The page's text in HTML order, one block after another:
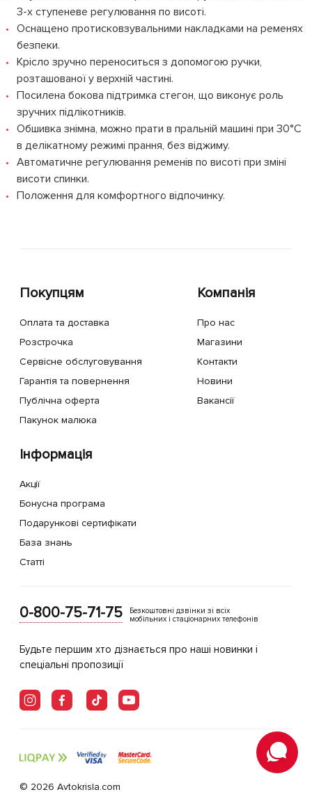
3-х ступеневе регулювання по висоті.
Оснащено протисковзувальними накладками на ременях
безпеки.
Крісло зручно переноситься з допомогою ручки,
розташованої у верхній частині.
Посилена бокова підтримка стегон, що виконує роль
зручних підлікотників.
Обшивка знімна, можно прати в пральній машині при 30°С
в делікатному режимі прання, без віджиму.
Автоматичне регулювання ременів по висоті при зміні
висоти спинки.
Положення для комфортного відпочинку.
Покупцям
Оплата та доставка
Розстрочка
Сервісне обслуговування
Гарантія та повернення
Публічна оферта
Пакунок малюка
Компанія
Про нас
Магазини
Контакти
Новини
Вакансії
Інформація
Акції
Бонусна програма
Подарункові сертифікати
База знань
Статті
0-800-75-71-75
Безкоштовні дзвінки зі всіх
мобільних і стаціонарних телефонів
Будьте першим хто дізнається про наші новинки і
спеціальні пропозиції
© 2026 Avtokrisla.com